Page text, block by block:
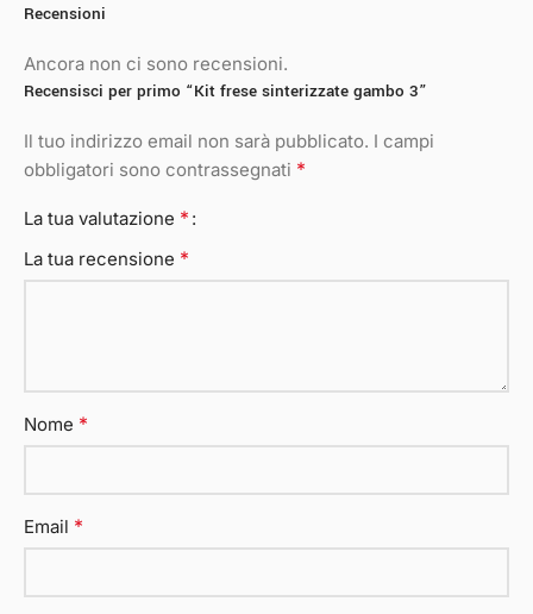
Recensioni
Ancora non ci sono recensioni.
Recensisci per primo “Kit frese sinterizzate gambo 3”
Il tuo indirizzo email non sarà pubblicato. I campi
obbligatori sono contrassegnati *
La tua valutazione *
La tua recensione *
Nome *
Email *